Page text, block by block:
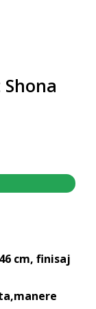
cm, finisaj